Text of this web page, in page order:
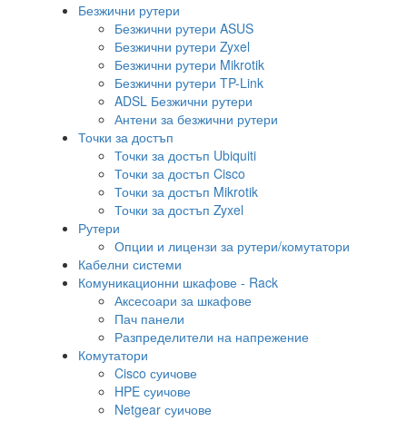
Безжични рутери
Безжични рутери ASUS
Безжични рутери Zyxel
Безжични рутери Mikrotik
Безжични рутери TP-Link
ADSL Безжични рутери
Антени за безжични рутери
Точки за достъп
Точки за достъп Ubiquiti
Точки за достъп Cisco
Точки за достъп Mikrotik
Точки за достъп Zyxel
Рутери
Опции и лицензи за рутери/комутатори
Кабелни системи
Комуникационни шкафове - Rack
Аксесоари за шкафове
Пач панели
Разпределители на напрежение
Комутатори
Cisco суичове
HPE суичове
Netgear суичове